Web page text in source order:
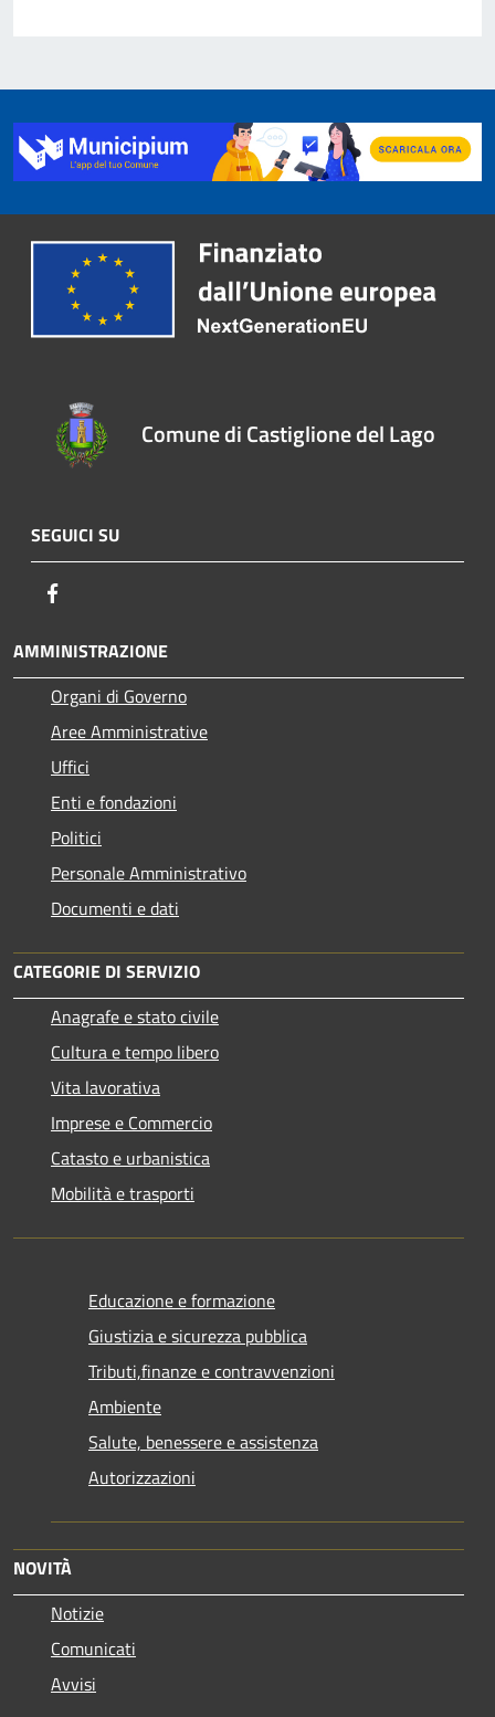
Comune di Castiglione del Lago
SEGUICI SU
AMMINISTRAZIONE
Organi di Governo
Aree Amministrative
Uffici
Enti e fondazioni
Politici
Personale Amministrativo
Documenti e dati
CATEGORIE DI SERVIZIO
Anagrafe e stato civile
Cultura e tempo libero
Vita lavorativa
Imprese e Commercio
Catasto e urbanistica
Mobilità e trasporti
Educazione e formazione
Giustizia e sicurezza pubblica
Tributi,finanze e contravvenzioni
Ambiente
Salute, benessere e assistenza
Autorizzazioni
NOVITÀ
Notizie
Comunicati
Avvisi